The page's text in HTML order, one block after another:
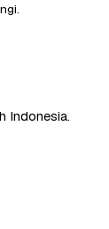
Indonesia.